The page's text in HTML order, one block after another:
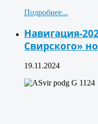
Подробнее...
Навигация-
Свирского»
19.11.2024